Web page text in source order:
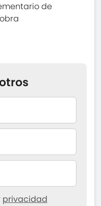
de
privacidad